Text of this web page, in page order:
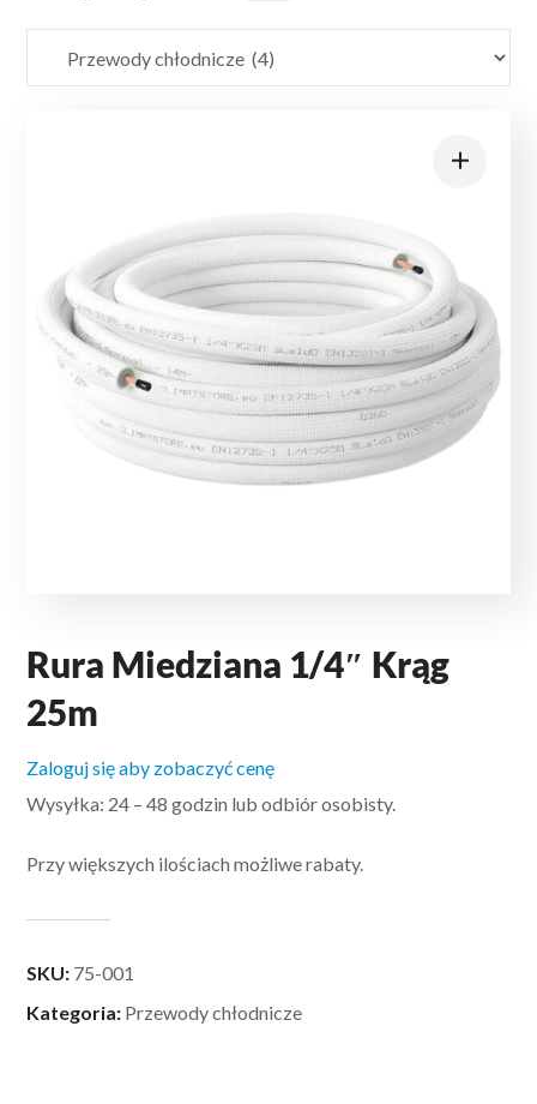
Rura Miedziana 1/4″ Krąg
25m
Zaloguj się aby zobaczyć cenę
Wysyłka: 24 – 48 godzin lub odbiór osobisty.
Przy większych ilościach możliwe rabaty.
SKU: 75-001
Kategoria: Przewody chłodnicze